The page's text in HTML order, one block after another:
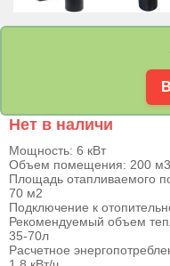
Нет в наличи
Мощность: 6 кВт
Объем помещения: 200 м3
Площадь отапливаемого
70 м2
Подключение к
Рекомендуемый объем
35-70л
Расчетное